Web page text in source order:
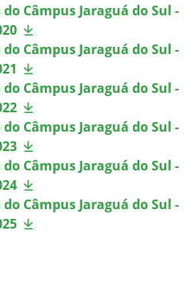
Câmpus Jaraguá do Sul -
Câmpus Jaraguá do Sul -
Câmpus Jaraguá do Sul -
Câmpus Jaraguá do Sul -
Câmpus Jaraguá do Sul -
Câmpus Jaraguá do Sul -